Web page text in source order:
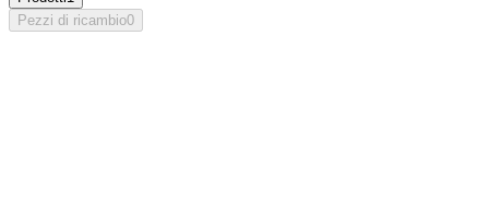
Pezzi di ricambio0